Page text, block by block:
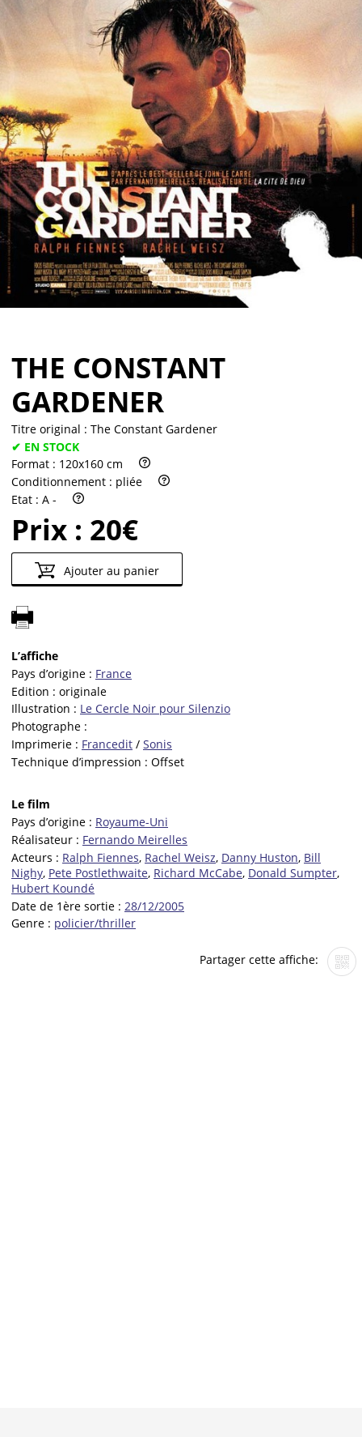
Vendre
THE CONSTANT
GARDENER
Titre original : The Constant Gardener
✔ EN STOCK
Format : 120x160 cm
Conditionnement : pliée
Etat : A -
Prix : 20€
Ajouter au panier
L’affiche
Pays d’origine : France
Edition : originale
Illustration : Le Cercle Noir pour Silenzio
Photographe :
Imprimerie : Francedit / Sonis
Technique d’impression : Offset
Le film
Pays d’origine : Royaume-Uni
Réalisateur : Fernando Meirelles
Acteurs : Ralph Fiennes, Rachel Weisz, Danny Huston, Bill
Nighy, Pete Postlethwaite, Richard McCabe, Donald Sumpter,
Hubert Koundé
Date de 1ère sortie : 28/12/2005
Genre : policier/thriller
Partager cette affiche: